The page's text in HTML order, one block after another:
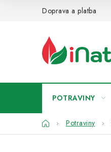
Doprava a platba
POTRAVINY
DomůPotraviny